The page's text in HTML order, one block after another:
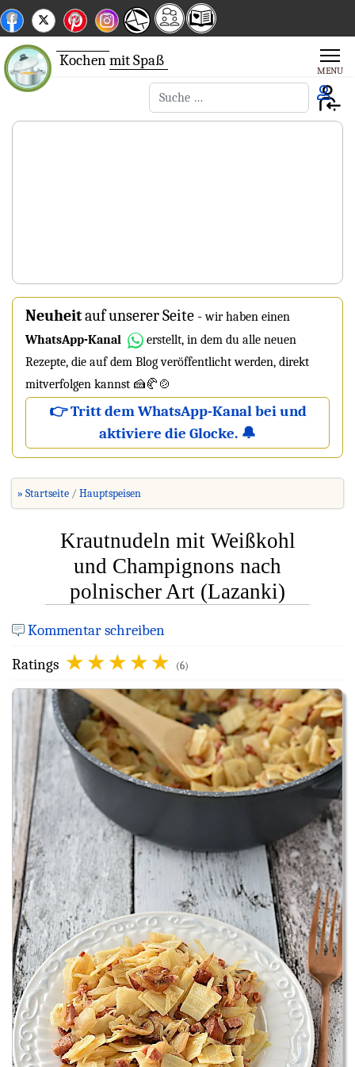
Kochenmit Spaß
Suchen
Neuheitauf unserer Seite -wir haben einen
WhatsApp-Kanal
erstellt, in dem du alle neuen
Rezepte, die auf dem Blog veröffentlicht werden, direkt
mitverfolgen kannst 🍰🥐🍲
👉 Tritt dem WhatsApp-Kanal bei und
aktiviere die Glocke. 🔔
» Startseite Hauptspeisen
Krautnudeln mit Weißkohl
und Champignons nach
polnischer Art (Lazanki)
Kommentar schreiben
Ratings
(6)